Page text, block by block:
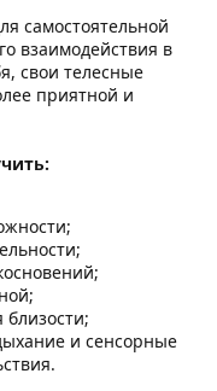
самостоятельной
взаимодействия в
свои телесные
приятной и
и сенсорные